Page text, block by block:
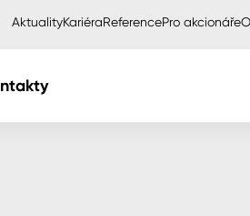
AktualityKariéraReferencePro akcionáře